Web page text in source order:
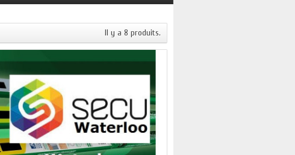
Il y a 8 produits.